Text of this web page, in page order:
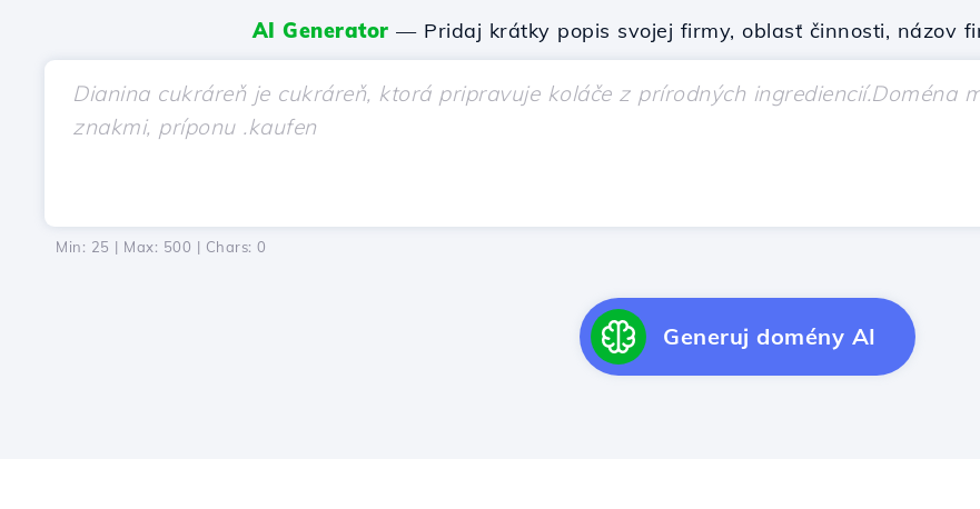
AI Generator — Pridaj krátky popis svojej firmy, oblasť činnosti, názov
Min: 25 | Max: 500 | Chars: 0
Generuj domény AI